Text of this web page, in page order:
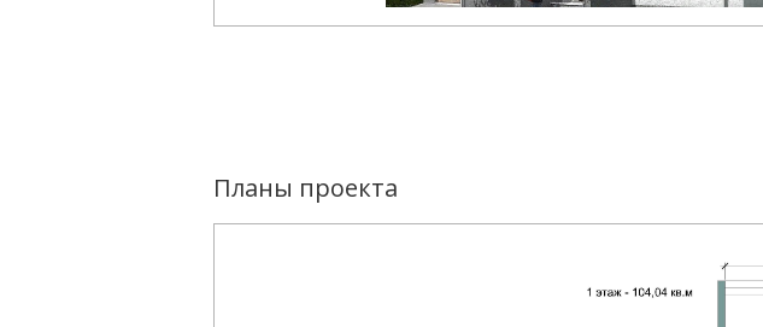
Планы проекта